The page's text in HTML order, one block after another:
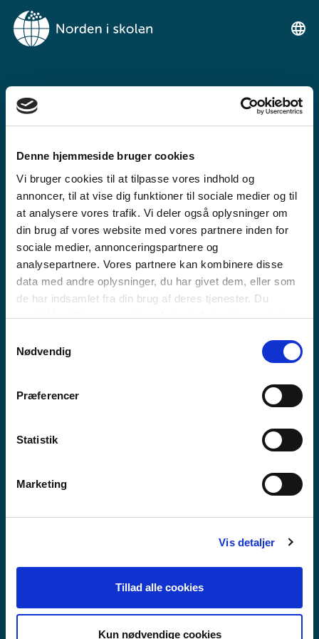
Denne hjemmeside bruger cookies
Vi bruger cookies til at tilpasse vores indhold og
annoncer, til at vise dig funktioner til sociale medier og til
at analysere vores trafik. Vi deler også oplysninger om
din brug af vores website med vores partnere inden for
sociale medier, annonceringspartnere og
analysepartnere. Vores partnere kan kombinere disse
data med andre oplysninger, du har givet dem, eller som
de har indsamlet fra din brug af deres tjenester. Du
samtykker til vores cookies, hvis du fortsætter med at
Nødvendig
Præferencer
Statistik
Marketing
Vis detaljer
Tillad alle cookies
Kun nødvendige cookies
VELKOMMEN TIL
NORDEN I SKOLEN
Ein gratis undervisningsplattform for
grunnskulen og den vidaregåande skule
GRUNNSKULE
VIDAREGÅANDE SKULE